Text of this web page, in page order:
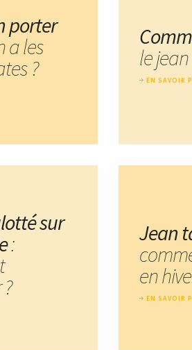
porter
a les
?
le
EN SAVOIR
sur
:
Jean
en
EN SAVOIR